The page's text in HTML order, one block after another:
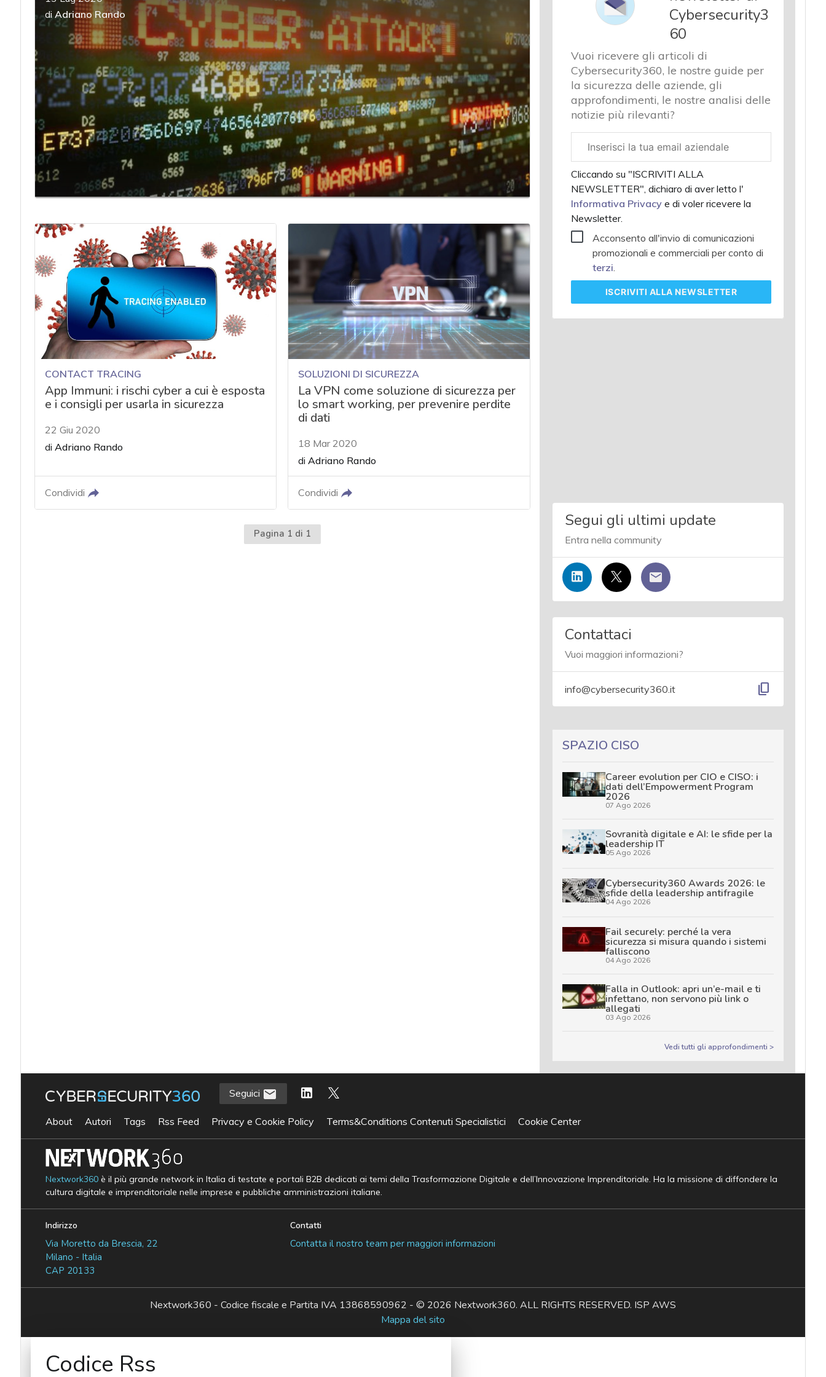
diAdriano Rando
CONTACT TRACING
App Immuni: i rischi cyber a cui è esposta
e i consigli per usarla in sicurezza
22 Giu 2020
di Adriano Rando
Condividi
SOLUZIONI DI SICUREZZA
La VPN come soluzione di sicurezza per
lo smart working, per prevenire perdite
di dati
18 Mar 2020
diAdriano Rando
Condividi
Pagina 1 di 1
Cybersecurity3
60
Vuoi ricevere gli articoli di
Cybersecurity360, le nostre guide per
la sicurezza delle aziende, gli
approfondimenti, le nostre analisi delle
notizie più rilevanti?
aziendale
Cliccando su "ISCRIVITI ALLA
NEWSLETTER", dichiaro di aver letto l'
Informativa Privacy e di voler ricevere la
Newsletter.
Acconsento all'invio di comunicazioni
promozionali e commerciali per conto di
terzi.
ISCRIVITI ALLA NEWSLETTER
Segui gli ultimi update
Entra nella community
Contattaci
Vuoi maggiori informazioni?
info@cybersecurity360.it content_copy
SPAZIO CISO
Career evolution per CIO e CISO: i
dati dell’Empowerment Program
2026
07 Ago 2026
Sovranità digitale e AI: le sfide per la
leadership IT
05 Ago 2026
Cybersecurity360 Awards 2026: le
sfide della leadership antifragile
04 Ago 2026
Fail securely: perché la vera
sicurezza si misura quando i sistemi
falliscono
04 Ago 2026
Falla in Outlook: apri un’e-mail e ti
infettano, non servono più link o
allegati
03 Ago 2026
Vedi tutti gli approfondimenti >
Seguici
About Autori Tags Rss Feed Privacy e Cookie Policy Terms&Conditions Contenuti Specialistici Cookie Center
Nextwork360è il più grande network in Italia di testate e portali B2B dedicati ai temi della Trasformazione Digitale e dell’Innovazione Imprenditoriale. Ha la missione di diffondere la
cultura digitale e imprenditoriale nelle imprese e pubbliche amministrazioni italiane.
Indirizzo
Via Moretto da Brescia, 22
Milano - Italia
CAP 20133
Contatti
Contatta il nostro team per maggiori informazioni
Nextwork360 - Codice fiscale e Partita IVA 13868590962 - © 2026 Nextwork360. ALL RIGHTS RESERVED. ISP AWS
Mappa del sito
Codice Rss